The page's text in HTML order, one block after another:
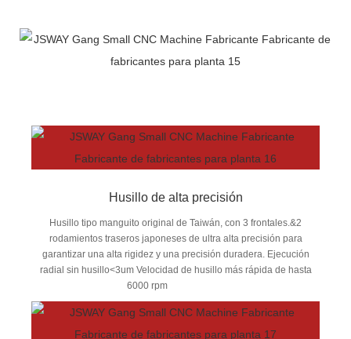
Husillo de alta precisión
Husillo tipo manguito original de Taiwán, con 3 frontales.&2
rodamientos traseros japoneses de ultra alta precisión para
garantizar una alta rigidez y una precisión duradera. Ejecución
radial sin husillo<3um Velocidad de husillo más rápida de hasta
6000 rpm